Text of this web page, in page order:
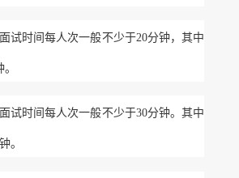
试时间每人次一般不少于20分钟，其中
试时间每人次一般不少于30分钟。其中
。